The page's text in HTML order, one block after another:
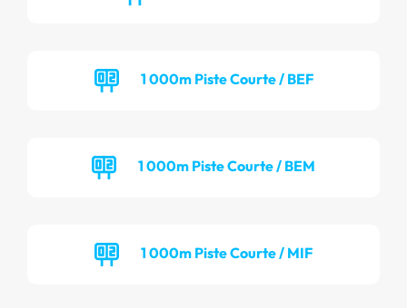
1 000m Piste Courte / BEF
1 000m Piste Courte / BEM
1 000m Piste Courte / MIF